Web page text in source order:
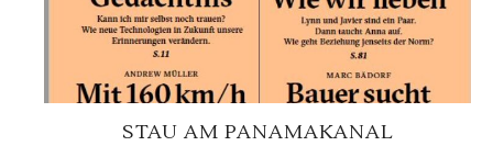
STAU AM PANAMAKANAL